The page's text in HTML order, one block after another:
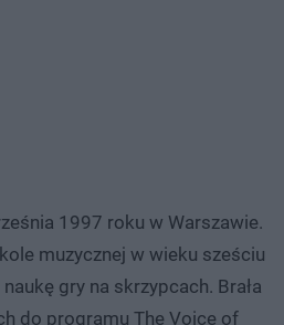
1997 roku w Warszawie.
muzycznej w wieku sześciu
gry na skrzypcach. Brała
do programu The Voice of